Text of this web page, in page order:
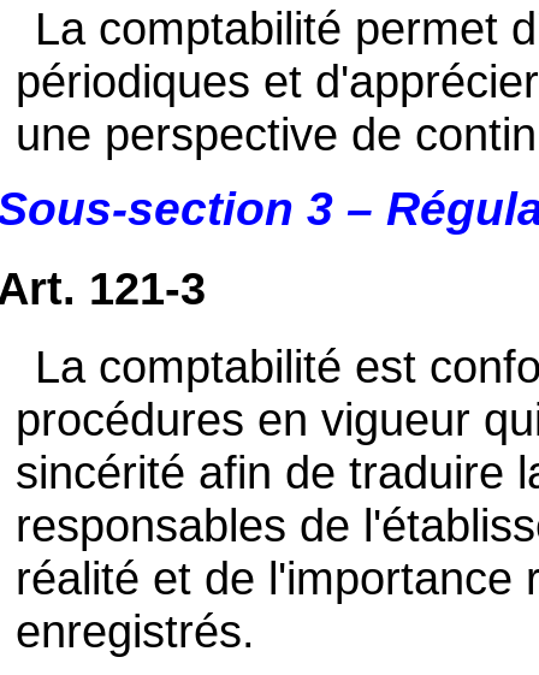
La comptabilité permet
périodiques et
une perspective de
section 3 –
121-3
La comptabilité est
procédures en vigueur
sincérité afin de traduire
responsables de
réalité et de l'importance
enregistrés.